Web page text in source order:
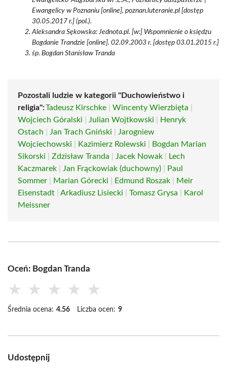
Ewangelicy w Poznaniu [online], poznan.luteranie.pl [dostęp
30.05.2017 r.] (pol.).
Aleksandra Sękowska: Jednota.pl. [w:] Wspomnienie o księdzu
Bogdanie Trandzie [online]. 02.09.2003 r. [dostęp 03.01.2015 r.]
śp. Bogdan Stanisław Tranda
Pozostali ludzie w kategorii "Duchowieństwo i
religia":Tadeusz Kirschke Wincenty Wierzbięta
Wojciech Góralski
Julian Wojtkowski
Henryk
Ostach
Jan Trach Gniński
Jarogniew
Wojciechowski
Kazimierz Rolewski
Bogdan Marian
Sikorski
Zdzisław Tranda Jacek Nowak
Lech
Kaczmarek
Jan Frąckowiak (duchowny)
Paul
Sommer
Marian Górecki Edmund Roszak
Meir
Eisenstadt
Arkadiusz Lisiecki Tomasz Grysa
Karol
Meissner
Oceń: Bogdan Tranda
★ ★ ★ ★ ★
Średnia ocena: 4.56 Liczba ocen: 9
Udostępnij